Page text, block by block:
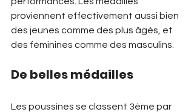
proviennent effectivement aussi bien
des jeunes comme des plus âgés, et
des féminines comme des masculins.
De belles médailles
Les poussines se classent 3ème par